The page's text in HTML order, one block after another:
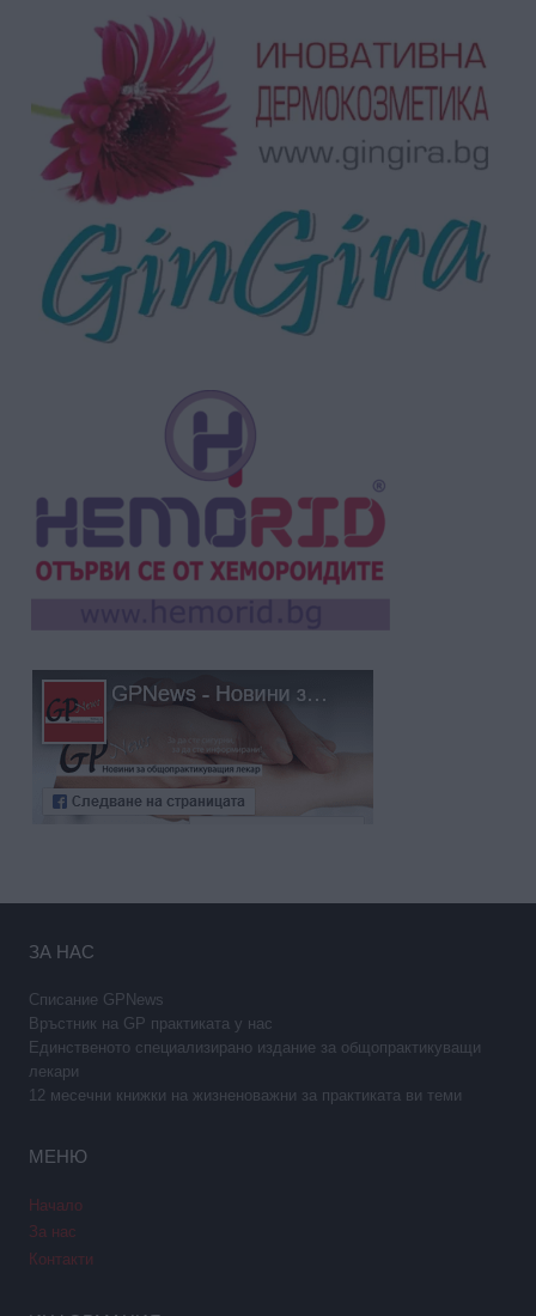
ЗА НАС
Списание GPNews
Връстник на GP практиката у нас
Единственото специализирано издание за общопрактикуващи
лекари
12 месечни книжки на жизненоважни за практиката ви теми
МЕНЮ
Начало
За нас
Контакти